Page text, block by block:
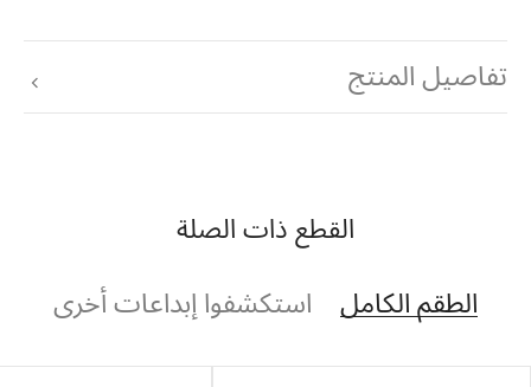
تفاصيل المنتج
القطع ذات الصلة
الطقم الكامل استكشفوا إبداعات أخرى